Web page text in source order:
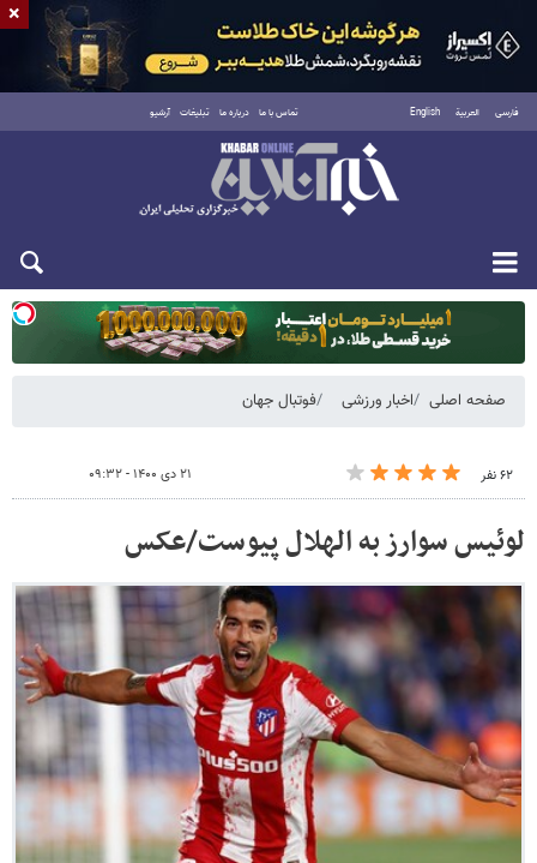
فارسی العربية English تماس با ما درباره ما تبلیغات آرشیو
یکشنبه ۱۸ مرداد ۱۴۰۵
صفحه اصلی اخبار ورزشی فوتبال جهان
۶۲ نفر ۲۱ دی ۱۴۰۰ - ۰۹:۳۲
لوئیس سوارز به الهلال پیوست/عکس
×